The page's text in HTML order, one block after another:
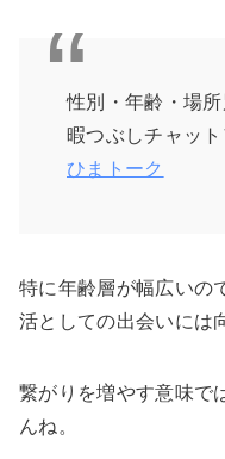
性別・年齢・場
暇つぶしチャット
ひまトーク
特に年齢層が幅広いの
活としての出会いには
繋がりを増やす意味で
んね。